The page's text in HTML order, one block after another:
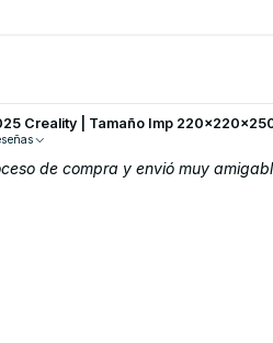
Creality | Tamaño Imp
de compra y envió muy